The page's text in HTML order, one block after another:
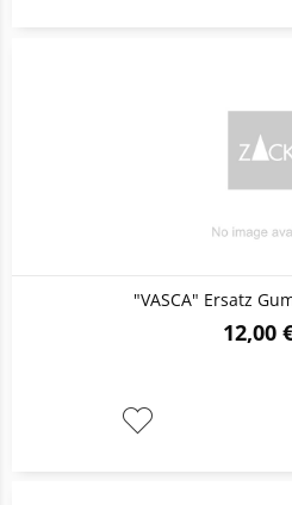
"VASCA" Ersatz
12,00